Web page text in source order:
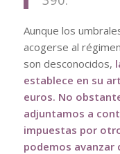
Aunque los
acogerse al
son desconocidos,
establece en su
euros. No
adjuntamos a
impuestas por
podemos avanzar